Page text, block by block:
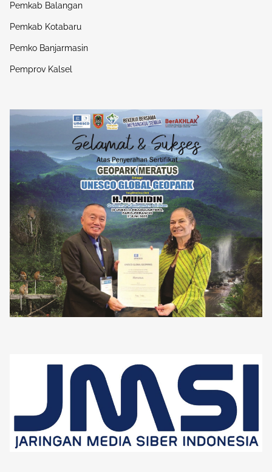
Pemkab Balangan
Pemkab Kotabaru
Pemko Banjarmasin
Pemprov Kalsel